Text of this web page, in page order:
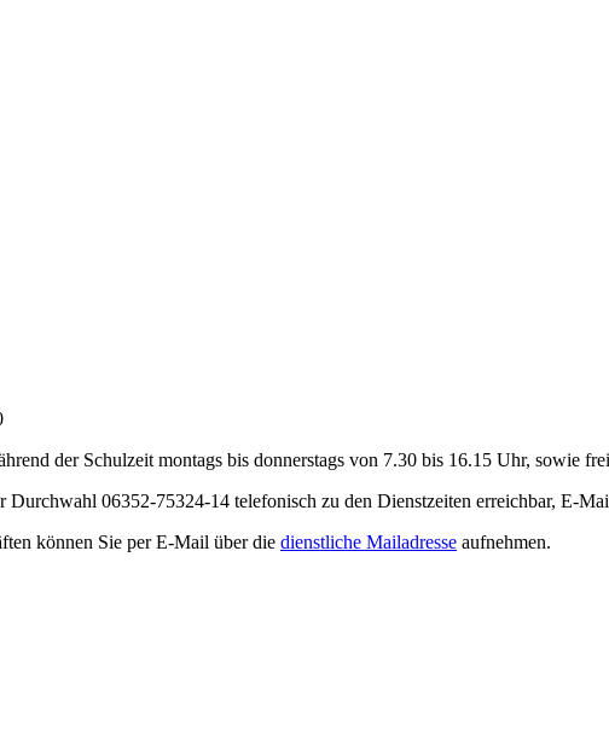
der Schulzeit montags bis donnerstags von 7.30 bis 16.15 Uhr, sowie
06352-75324-14 telefonisch zu den Dienstzeiten erreichbar, E-
können Sie per E-Mail über die dienstliche Mailadresse aufnehmen.